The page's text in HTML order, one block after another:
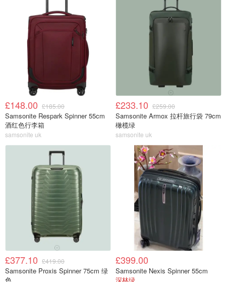
£148.00 £185.00
Samsonite Respark Spinner 55cm
酒红色行李箱
samsonite uk
£233.10 £259.00
Samsonite Armox 拉杆旅行袋 79cm
橄榄绿
samsonite uk
£377.10 £419.00
Samsonite Proxis Spinner 75cm 绿
色
£399.00
Samsonite Nexis Spinner 55cm
深林绿